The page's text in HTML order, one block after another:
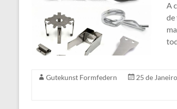
A
de
Gutekunst Formfedern 25 de